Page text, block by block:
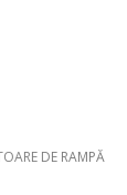
DE RAMPĂ